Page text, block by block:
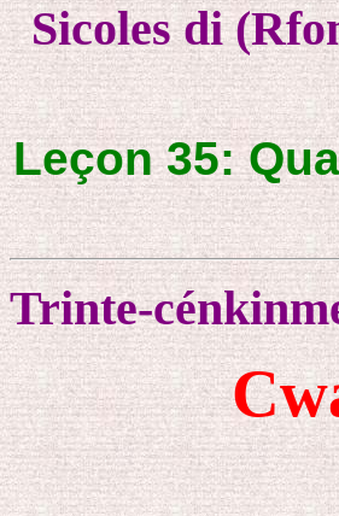
Sicoles di
Leçon 35:
Trinte-